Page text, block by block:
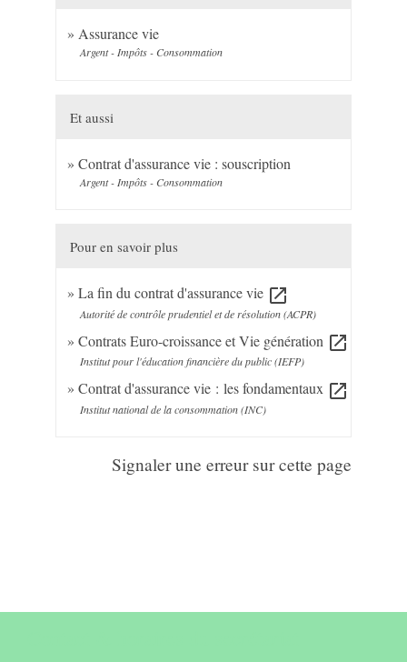
Assurance vie
Argent - Impôts - Consommation
Et aussi
Contrat d'assurance vie : souscription
Argent - Impôts - Consommation
Pour en savoir plus
La fin du contrat d'assurance vie open_in_new
Autorité de contrôle prudentiel et de résolution (ACPR)
Contrats Euro-croissance et Vie génération open_in_new
Institut pour l'éducation financière du public (IEFP)
Contrat d'assurance vie : les fondamentaux open_in_new
Institut national de la consommation (INC)
Signaler une erreur sur cette page